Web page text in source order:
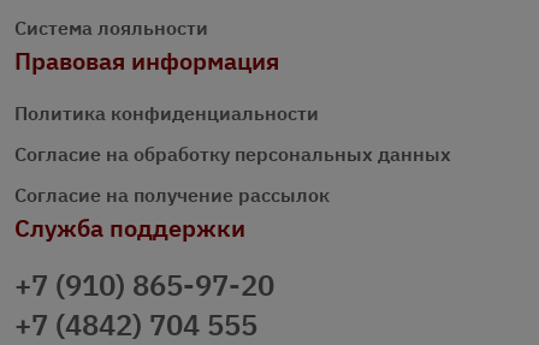
Система лояльности
Правовая информация
Политика конфиденциальности
Согласие на обработку персональных данных
Согласие на получение рассылок
Служба поддержки
+7 (910) 865-97-20
+7 (4842) 704 555